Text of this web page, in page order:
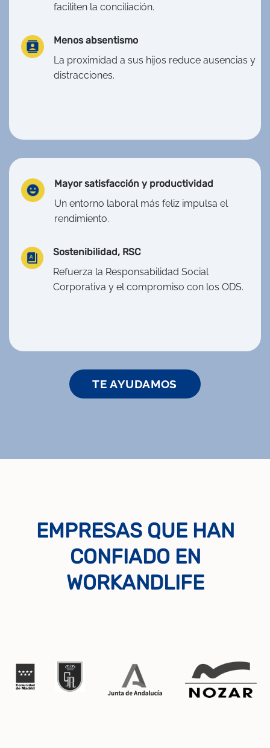
faciliten la conciliación.
Menos absentismo
La proximidad a sus hijos reduce ausencias y
distracciones.
Mayor satisfacción y productividad
Un entorno laboral más feliz impulsa el
rendimiento.
Sostenibilidad, RSC
Refuerza la Responsabilidad Social
Corporativa y el compromiso con los ODS.
TE AYUDAMOS
EMPRESAS QUE HAN
CONFIADO EN
WORKANDLIFE